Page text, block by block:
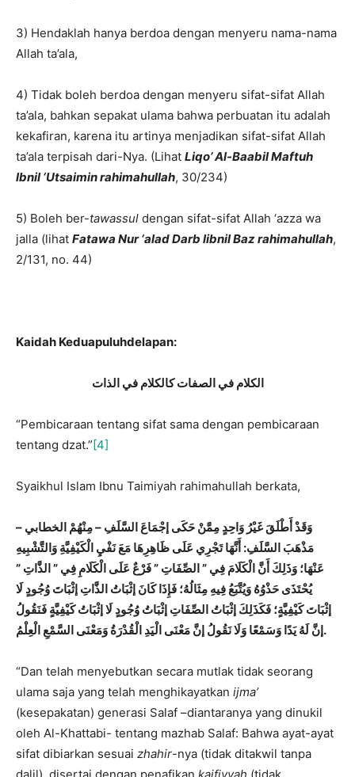
3) Hendaklah hanya berdoa dengan menyeru nama-nama
Allah ta’ala,
4) Tidak boleh berdoa dengan menyeru sifat-sifat Allah
ta’ala, bahkan sepakat ulama bahwa perbuatan itu adalah
kekafiran, karena itu artinya menjadikan sifat-sifat Allah
ta’ala terpisah dari-Nya. (Lihat Liqo’ Al-Baabil Maftuh
lbnil ‘Utsaimin rahimahullah, 30/234)
5) Boleh ber-tawassul dengan sifat-sifat Allah ‘azza wa
jalla (lihat Fatawa Nur ‘alad Darb libnil Baz rahimahullah,
2/131, no. 44)
Kaidah Keduapuluhdelapan:
الكلام في الصفات كالكلام في الذات
“Pembicaraan tentang sifat sama dengan pembicaraan
tentang dzat.”[4]
Syaikhul Islam Ibnu Taimiyah rahimahullah berkata,
وَقَدْ أَطْلَقَ غَيْرُ وَاحِدٍ مِمَّنْ حَكَى إجْمَاعَ السَّلَفِ – مِنْهُمْ الخطابي –
مَذْهَبَ السَّلَفِ: أَنَّهَا تَجْرِي عَلَى ظَاهِرِهَا مَعَ نَفْيِ الْكَيْفِيَّةِ وَالتَّشْبِيهِ
عَنْهَا؛ وَذَلِكَ أَنَّ الْكَلَامَ فِي ” الصِّفَاتِ ” فَرْعٌ عَلَى الْكَلَامِ فِي ” الذَّاتِ ”
يُحْتَذَى حَذْوُهُ وَيُتَّبَعُ فِيهِ مِثَالُهُ؛ فَإِذَا كَانَ إثْبَاتُ الذَّاتِ إثْبَاتَ وُجُودٍ لَا
إثْبَاتَ كَيْفِيَّةٍ؛ فَكَذَلِكَ إثْبَاتُ الصِّفَاتِ إثْبَاتُ وُجُودٍ لَا إثْبَاتُ كَيْفِيَّةٍ فَنَقُولُ
إنَّ لَهُ يَدًا وَسَمْعًا وَلَا نَقُولُ إنَّ مَعْنَى الْيَدِ الْقُدْرَة ُ وَمَعْنَى السَّمْعِ الْعِلْمُ.
“Dan telah menyebutkan secara mutlak tidak seorang
ulama saja yang telah menghikayatkan ijma’
(kesepakatan) generasi Salaf –diantaranya yang dinukil
oleh Al-Khattabi- tentang mazhab Salaf: Bahwa ayat-ayat
sifat dibiarkan sesuai zhahir-nya (tidak ditakwil tanpa